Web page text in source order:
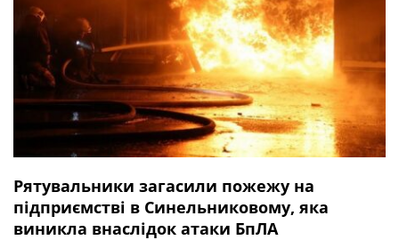
Рятувальники загасили пожежу на
підприємстві в Синельниковому, яка
виникла внаслідок атаки БпЛА